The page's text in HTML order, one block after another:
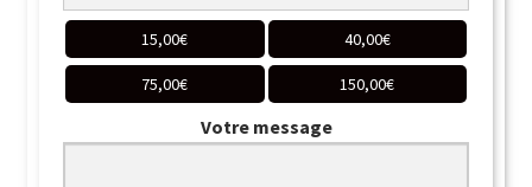
15,00€ 40,00€
75,00€ 150,00€
Votre message